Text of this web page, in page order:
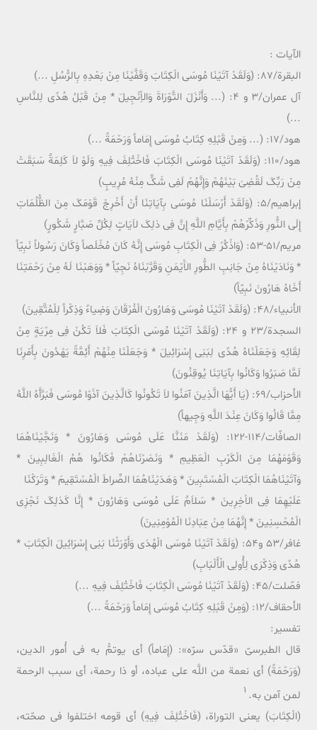
الآیات :
البقرة/87: (وَلَقَدْ آتَیْنَا مُوسَى الْکِتَابَ وَقَفَّیْنَا مِنْ بَعْدِهِ بِالرُّسُلِ ...)
آل عمران/3 و 4: (... وَأَنْزَلَ التَّوْرَاةَ وَالاِْنْجِیلَ * مِنْ قَبْلُ هُدًى لِلنَّاسِ
...)
هود/17: (... وَمِنْ قَبْلِهِ کِتَابُ مُوسَى إِمَاماً وَرَحْمَةً ...)
هود/110: (وَلَقَدْ آتَیْنَا مُوسَى الْکِتَابَ فَاخْتُلِفَ فِیهِ وَلَوْ لاَ کَلِمَةٌ سَبَقَتْ
مِنْ رَبِّکَ لَقُضِىَ بَیْنَهُمْ وَإِنَّهُمْ لَفِى شَکٍّ مِنْهُ مُرِیبٍ)
إبراهیم/5: (وَلَقَدْ أَرْسَلْنَا مُوسَى بِآیَاتِنَا أَنْ أَخْرِجْ قَوْمَکَ مِنَ الظُّلُمَاتِ
إِلَى النُّورِ وَذَکِّرْهُمْ بِأَیَّامِ اللَّهِ إِنَّ فِى ذلِکَ لاَیَاتٍ لِکُلِّ صَبَّارٍ شَکُورٍ)
مریم/51-53: (وَاذْکُرْ فِى الْکِتَابِ مُوسَى إِنَّهُ کَانَ مُخْلَصاً وَکَانَ رَسُولاً نَبِیّاً
* وَنَادَیْنَاهُ مِنْ جَانِبِ الطُّورِ الاَْیْمَنِ وَقَرَّبْنَاهُ نَجِیّاً * وَوَهَبْنَا لَهُ مِنْ رَحْمَتِنَا
أَخَاهُ هَارُونَ نَبِیّاً)
الأنبیاء/48: (وَلَقَدْ آتَیْنَا مُوسَى وَهَارُونَ الْفُرْقَانَ وَضِیاءً وَذِکْراً لِلْمُتَّقِینَ)
السجدة/23 و 24: (وَلَقَدْ آتَیْنَا مُوسَى الْکِتَابَ فَلاَ تَکُنْ فِى مِرْیَةٍ مِنْ
لِقَائِهِ وَجَعَلْنَاهُ هُدًى لِبَنِى إِسْرَائِیلَ * وَجَعَلْنَا مِنْهُمْ أَئِمَّةً یَهْدُونَ بِأَمْرِنَا
لَمَّا صَبَرُوا وَکَانُوا بِآیَاتِنَا یُوقِنُونَ)
الأحزاب/69: (یَا أَیُّهَا الَّذِینَ آمَنُوا لاَ تَکُونُوا کَالَّذِینَ آذَوْا مُوسَى فَبَرَّأَهُ اللَّهُ
مِمَّا قَالُوا وَکَانَ عِنْدَ اللَّهِ وَجِیهاً)
الصافّات/114-122: (وَلَقَدْ مَنَنَّا عَلَى مُوسَى وَهَارُونَ * وَنَجَّیْنَاهُمَا
وَقَوْمَهُمَا مِنَ الْکَرْبِ الْعَظِیمِ * وَنَصَرْنَاهُمْ فَکَانُوا هُمُ الْغَالِبِینَ *
وَآتَیْنَاهُمَا الْکِتَابَ الْمُسْتَبِینَ * وَهَدَیْنَاهُمَا الصِّراطَ الْمُسْتَقِیمَ * وَتَرَکْنَا
عَلَیْهِمَا فِى الاْخِرِینَ * سَلاَمٌ عَلَى مُوسَى وَهَارُونَ * إِنَّا کَذلِکَ نَجْزِى
الْمُحْسِنِینَ * إِنَّهُمَا مِنْ عِبَادِنَا الْمُوْمِنِینَ)
غافر/53 و54: (وَلَقَدْ آتَیْنَا مُوسَى الْهُدَى وَأَوْرَثْنَا بَنِى إِسْرَائِیلَ الْکِتَابَ *
هُدًى وَذِکْرَى لِأُولِى الْأَلْبَابِ)
فصّلت/45: (وَلَقَدْ آتَیْنَا مُوسَى الْکِتَابَ فَاخْتُلِفَ فِیهِ ...)
الأحقاف/12: (وَمِنْ قَبْلِهِ کِتَابُ مُوسَى إِمَاماً وَرَحْمَةً ...)
تفسیر:
قال الطبرسیّ «قدّس سرّه»: (إِمَاماً) أی یوتمُّ به فی أُمور الدین،
(وَرَحْمَةً) أی نعمة من اللَّه على عباده، أو ذا رحمة، أی سبب الرحمة
لمن آمن به. 1
(الْکِتَابَ) یعنی التوراة، (فَاخْتُلِفَ فِیهِ) أی قومه اختلفوا فی صحّته،